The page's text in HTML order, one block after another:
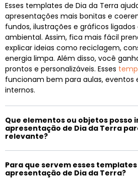
Esses templates de Dia da Terra
apresentações mais bonitas e
fundos, ilustrações e gráficos
ambiental. Assim, fica mais fácil
explicar ideias como reciclagem,
energia limpa. Além disso, você
prontos e personalizáveis. Esses
funcionam bem para aulas, eventos
internos.
Que elementos ou objetos posso
apresentação de Dia da Terra
relevante?
Para que servem esses templates
apresentação de Dia da Terra?